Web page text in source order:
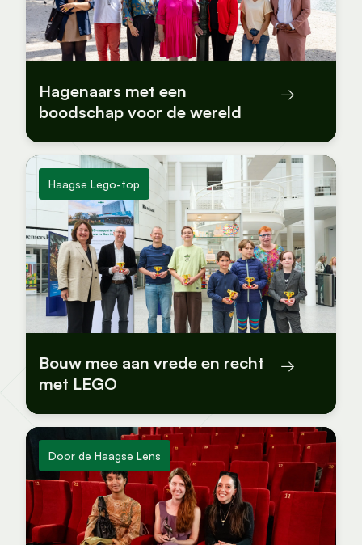
Hagenaars met een
boodschap voor de wereld
Haagse Lego-top
Bouw mee aan vrede en recht
met LEGO
Door de Haagse Lens